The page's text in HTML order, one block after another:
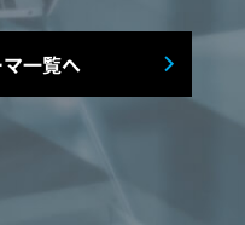
経営管理システム
一覧へ